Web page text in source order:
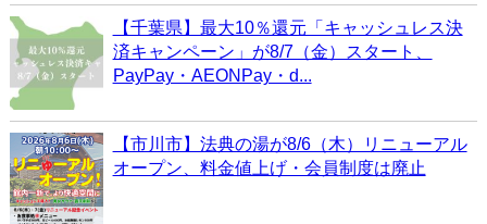
【千葉県】最大10％還元「キャッシュレス決
済キャンペーン」が8/7（金）スタート、
PayPay・AEONPay・d...
【市川市】法典の湯が8/6（木）リニューアル
オープン、料金値上げ・会員制度は廃止